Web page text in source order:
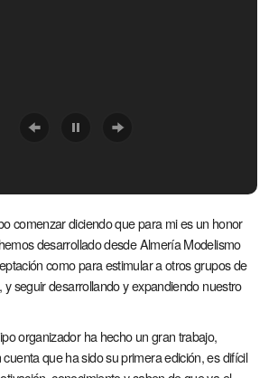
comenzar diciendo que para mi es un honor
desarrollado desde Almería Modelismo
como para estimular a otros grupos de
y seguir desarrollando y expandiendo nuestro
organizador ha hecho un gran trabajo,
que ha sido su primera edición, es difícil